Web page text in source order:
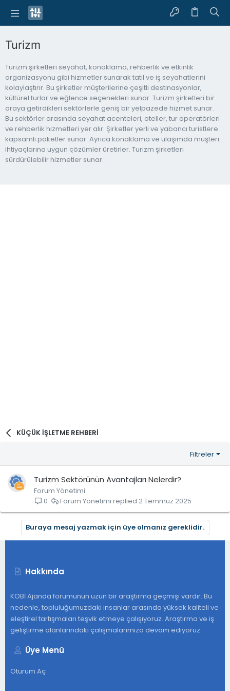
Turizm
Turizm şirketleri seyahat, konaklama, rehberlik ve etkinlik
organizasyonu gibi hizmetler sunarak tatil ve iş seyahatlerini
kolaylaştırır. Bu şirketler müşterilerine çeşitli destinasyonlar,
kültürel turlar ve eğlence seçenekleri sunar. Turizm şirketleri bir
araya getirdikleri sektörlerle geniş bir yelpazede hizmet sunar.
Bu sektörler arasında seyahat acenteleri, oteller, tur operatörleri
ve rehberlik hizmetleri yer alır. Şirketler yerli ve yabancı turistlere
kapsamlı paketler sunar. Ayrıca konaklama ve ulaşımda müşteri
ihtiyaçlarına uygun çözümler üretirler. Turizm şirketleri
sürdürülebilir hizmetler sunar.
KÜÇÜK İŞLETME REHBERİ
Filtreler
Turizm Sektörünün Avantajları Nelerdir?
Forum Yönetimi
0
2 Temmuz 2025
Forum Yönetimi
Buraya mesaj yazmak için üye olmanız gereklidir.
Hakkında
KOBİ Ajanda forumunun uzun bir araştırma geçmişi vardır. Bu
nedenle, topluluğumuzdaki insanlar arasında yüksek kaliteli ve
eleştirel tartışmaları teşvik etmeye çalışıyoruz. Araştırma ve iş
geliştirme alanlarındaki çalışmalarımıza devam ediyoruz.
Üye Menü
Oturum Aç